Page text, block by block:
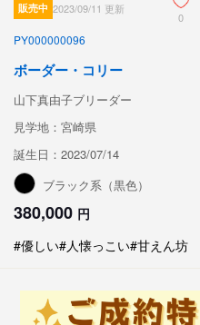
販売中 2023/09/11 更新
0
PY000000096
ボーダー・コリー
山下真由子ブリーダー
見学地：宮崎県
誕生日：2023/07/14
ブラック系（黒色）
380,000 円
#優しい#人懐っこい#甘えん坊